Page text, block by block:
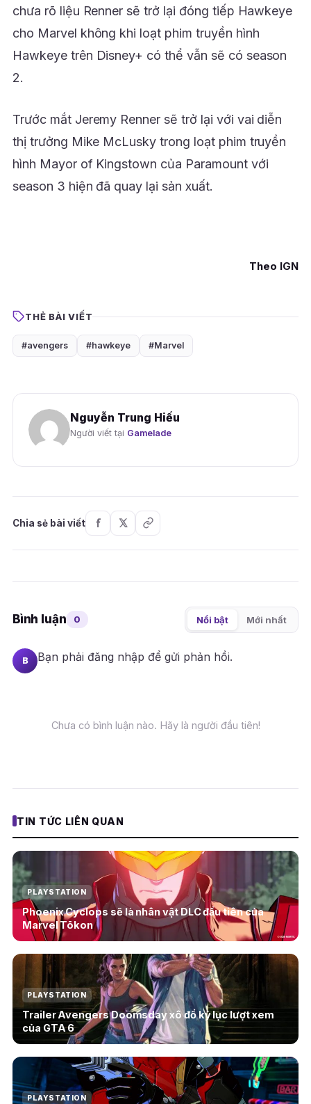
chưa rõ liệu Renner sẽ trở lại đóng tiếp Hawkeye
cho Marvel không khi loạt phim truyền hình
Hawkeye trên Disney+ có thể vẫn sẽ có season
2.
Trước mắt Jeremy Renner sẽ trở lại với vai diễn
thị trưởng Mike McLusky trong loạt phim truyền
hình Mayor of Kingstown của Paramount với
season 3 hiện đã quay lại sản xuất.
Theo IGN
THẺ BÀI VIẾT
#avengers #hawkeye #Marvel
Nguyễn Trung Hiếu
Người viết tại Gamelade
Chia sẻ bài viết
Bình luận 0 Nổi bật Mới nhất
B Bạn phải đăng nhập để gửi phản hồi.
Chưa có bình luận nào. Hãy là người đầu tiên!
TIN TỨC LIÊN QUAN
PLAYSTATION
Phoenix Cyclops sẽ là nhân vật DLC đầu tiên của
Marvel Tōkon
PLAYSTATION
Trailer Avengers Doomsday xô đổ kỷ lục lượt xem
của GTA 6
PLAYSTATION